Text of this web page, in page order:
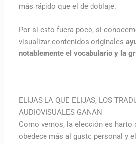
más rápido que el de doblaje.
Por si esto fuera poco, si
visualizar contenidos originales
notablemente el vocabulario y la
ELIJAS LA QUE ELIJAS, LOS
AUDIOVISUALES GANAN
Como vemos, la elección es harto
obedece más al gusto personal y